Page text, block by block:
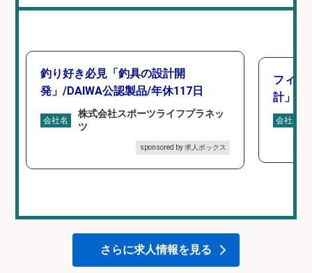
釣り好き必見「釣具の設計開
発」/DAIWA公認製品/年休117日
会社名
株式会社スポーツライフプラネッ
ツ
sponsored by 求人ボックス
フィッ
計」
会社名
さらに求人情報を見る